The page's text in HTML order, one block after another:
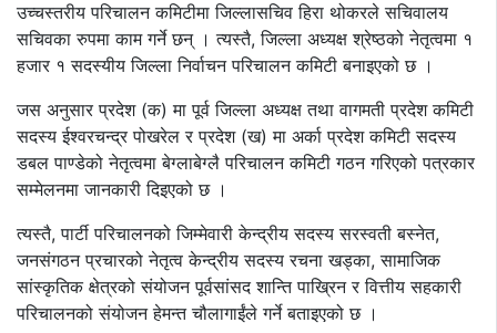
उच्चस्तरीय परिचालन कमिटीमा जिल्लासचिव हिरा थोकरले सचिवालय
सचिवका रुपमा काम गर्ने छन् । त्यस्तै, जिल्ला अध्यक्ष श्रेष्ठको नेतृत्वमा १
हजार १ सदस्यीय जिल्ला निर्वाचन परिचालन कमिटी बनाइएको छ ।
जस अनुसार प्रदेश (क) मा पूर्व जिल्ला अध्यक्ष तथा वागमती प्रदेश कमिटी
सदस्य ईश्वरचन्द्र पोखरेल र प्रदेश (ख) मा अर्का प्रदेश कमिटी सदस्य
डबल पाण्डेको नेतृत्वमा बेग्लाबेग्लै परिचालन कमिटी गठन गरिएको पत्रकार
सम्मेलनमा जानकारी दिइएको छ ।
त्यस्तै, पार्टी परिचालनको जिम्मेवारी केन्द्रीय सदस्य सरस्वती बस्नेत,
जनसंगठन प्रचारको नेतृत्व केन्द्रीय सदस्य रचना खड्का, सामाजिक
सांस्कृतिक क्षेत्रको संयोजन पूर्वसांसद शान्ति पाख्रिन र वित्तीय सहकारी
परिचालनको संयोजन हेमन्त चौलागाईंले गर्ने बताइएको छ ।